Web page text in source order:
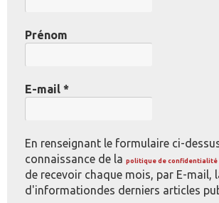
Prénom
E-mail *
En renseignant le formulaire ci-
connaissance de la politique de confidentialité
de recevoir chaque mois, par E-mail,
d'informationdes derniers articles